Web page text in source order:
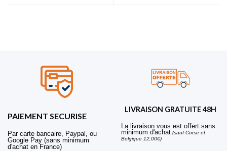
PAIEMENT SECURISE
Par carte bancaire, Paypal, ou
Google Pay (sans minimum
d'achat en France)
LIVRAISON GRATUITE 48H
La livraison vous est offert sans
minimum d'achat (sauf Corse et
Belgique 12,00€)